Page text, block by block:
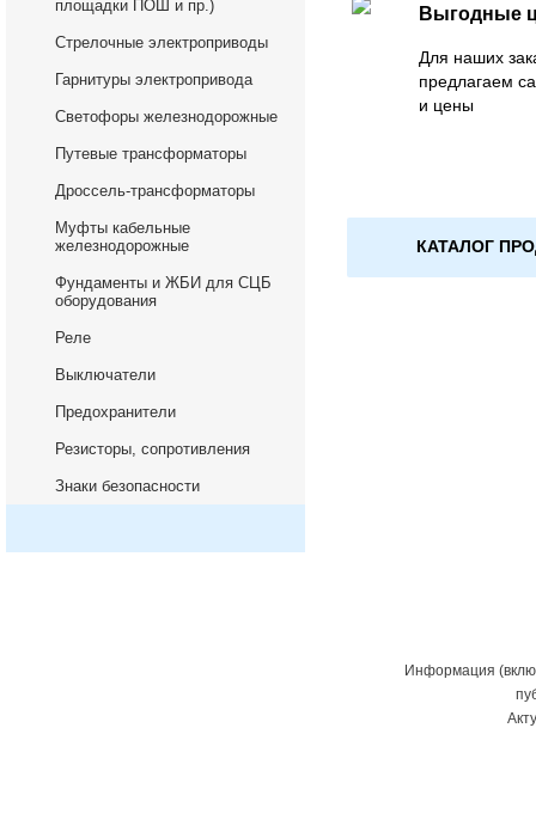
площадки ПОШ и пр.)
Стрелочные электроприводы
Гарнитуры электропривода
Светофоры железнодорожные
Путевые трансформаторы
Дроссель-трансформаторы
Муфты кабельные
железнодорожные
Фундаменты и ЖБИ для СЦБ
оборудования
Реле
Выключатели
Предохранители
Резисторы, сопротивления
Знаки безопасности
Выгодные
Для наших
предлагаем
и цены
КАТАЛОГ
Информация